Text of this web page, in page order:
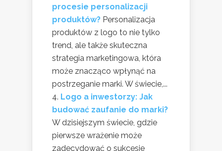
procesie personalizacji
produktów? Personalizacja
produktów z logo to nie tylko
trend, ale także skuteczna
strategia marketingowa, która
może znacząco wpłynąć na
postrzeganie marki. W świecie,...
Logo a inwestorzy: Jak
budować zaufanie do marki?
W dzisiejszym świecie, gdzie
pierwsze wrażenie może
zadecydować o sukcesie